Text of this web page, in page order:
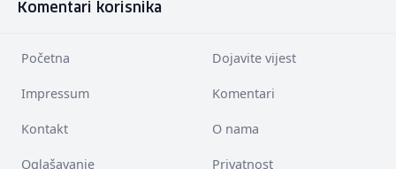
Komentari korisnika
Početna Dojavite vijest
Impressum Komentari
Kontakt O nama
Oglašavanje Privatnost